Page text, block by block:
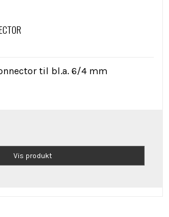
til bl.a. 6/4 mm
Vis produkt